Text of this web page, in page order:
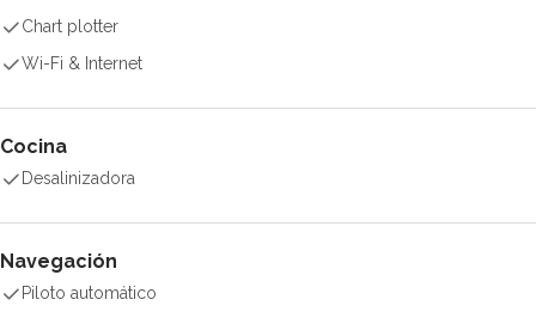
Chart plotter
Wi-Fi & Internet
Cocina
Desalinizadora
Navegación
Piloto automático